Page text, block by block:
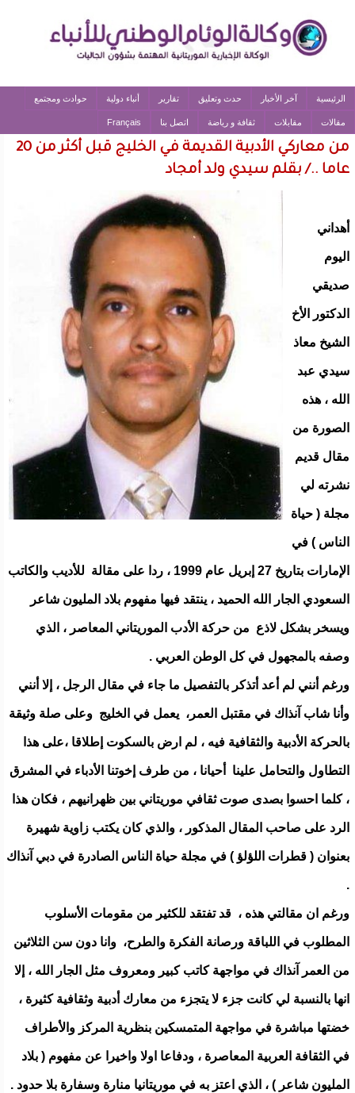
الرئيسية آخر الأخبار حدث وتعليق تقارير أنباء دولية حوادث ومجتمع
مقالات مقابلات ثقافة و رياضة اتصل بنا Français
من معاركي الأدبية القديمة في الخليج قبل أكثر من 20
عاما ../ بقلم سيدي ولد أمجاد
أهداني
اليوم
صديقي
الدكتور الأخ
الشيخ معاذ
سيدي عبد
الله ، هذه
الصورة من
مقال قديم
نشرته لي
مجلة ( حياة
الناس ) في
الإمارات بتاريخ 27 إبريل عام 1999 ، ردا على مقالة للأديب والكاتب
السعودي الجار الله الحميد ، ينتقد فيها مفهوم بلاد المليون شاعر
ويسخر بشكل لاذع من حركة الأدب الموريتاني المعاصر ، الذي
وصفه بالمجهول في كل الوطن العربي .
ورغم أنني لم أعد أتذكر بالتفصيل ما جاء في مقال الرجل ، إلا أنني
وأنا شاب آنذاك في مقتبل العمر، يعمل في الخليج وعلى صلة وثيقة
بالحركة الأدبية والثقافية فيه ، لم ارض بالسكوت إطلاقا ،على هذا
التطاول والتحامل علينا أحيانا ، من طرف إخوتنا الأدباء في المشرق
، كلما احسوا بصدى صوت ثقافي موريتاني بين ظهرانيهم ، فكان هذا
الرد على صاحب المقال المذكور ، والذي كان يكتب زاوية شهيرة
بعنوان ( قطرات اللؤلؤ ) في مجلة حياة الناس الصادرة في دبي آنذاك
.
ورغم ان مقالتي هذه ، قد تفتقد للكثير من مقومات الأسلوب
المطلوب في اللباقة ورصانة الفكرة والطرح، وانا دون سن الثلاثين
من العمر آنذاك في مواجهة كاتب كبير ومعروف مثل الجار الله ، إلا
انها بالنسبة لي كانت جزء لا يتجزء من معارك أدبية وثقافية كثيرة ،
خضتها مباشرة في مواجهة المتمسكين بنظرية المركز والأطراف
في الثقافة العربية المعاصرة ، ودفاعا اولا واخيرا عن مفهوم ( بلاد
المليون شاعر ) ، الذي اعتز به في موريتانيا منارة وسفارة بلا حدود .